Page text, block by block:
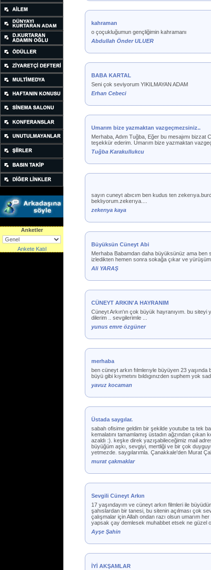
Anketler
Ankete Katıl
kahraman
o çoçukluğumun gençliğimin kahramanı
Abdullah Önder ULUER
BABA KARTAL
Seni çok seviyorum YIKILMAYAN ADAM
Erhan Cebeci
Umarım bize yazmaktan vazgeçmezsiniz..
Merhaba, Adım Tuğba, Eğer bu mesajımı
teşekkür ederim. Umarım bize yazmaktan
Tuğba Karakullukcu
sayın cuneyt abıcım ben kudus ten
beklıyorum.zekerıya....
zekerıya kaya
Büyüksün Cüneyt Abi
Merhaba Babamdan daha büyüksünüz ama ben
izledikten hemen sonra sokağa çıkar ve
Ali YARAŞ
CÜNEYT ARKIN'A HAYRANIM
Cüneyt Arkın'ın çok büyük hayranıyım. bu
dilerim .. sevgilerimle ...
yunus emre özgüner
merhaba
ben cüneyt arkın fılmlerıyle büyüyen 23
büyü gibi kıymetını bıldıgınızden suphem yok
yavuz kocaman
Üstada saygılar.
sabah ofisime geldim bir şekilde youtube ta tek
kemalatını tamamlamış üstadın ağzından
azaldı :). keşke direk yazışabileceğimiz mail
büyüğüm aşkı, sevgiyi, mertliği ve bir çok
yetmezde. saygılarımla. Çanakkale'den Murat
murat çakmaklar
Sevgili Cüneyt Arkın
17 yaşındayım ve cüneyt arkın filmleri ile
şahıslardan bir tanesi, bu sitenin açılması çok
çalışmalar için Allah ondan razı olsun umarım
yapsak çay demlesek muhabbet etsek ne güzel
Ayşe Şahin
İYİ AKŞAMLAR